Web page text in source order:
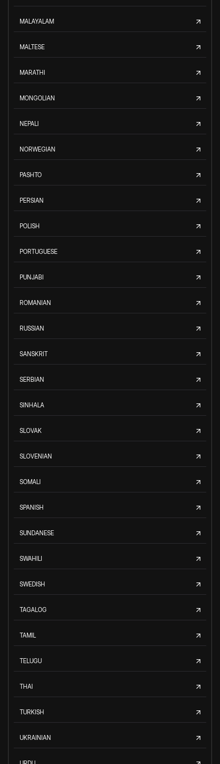
MALAYALAM
MALTESE
MARATHI
MONGOLIAN
NEPALI
NORWEGIAN
PASHTO
PERSIAN
POLISH
PORTUGUESE
PUNJABI
ROMANIAN
RUSSIAN
SANSKRIT
SERBIAN
SINHALA
SLOVAK
SLOVENIAN
SOMALI
SPANISH
SUNDANESE
SWAHILI
SWEDISH
TAGALOG
TAMIL
TELUGU
THAI
TURKISH
UKRAINIAN